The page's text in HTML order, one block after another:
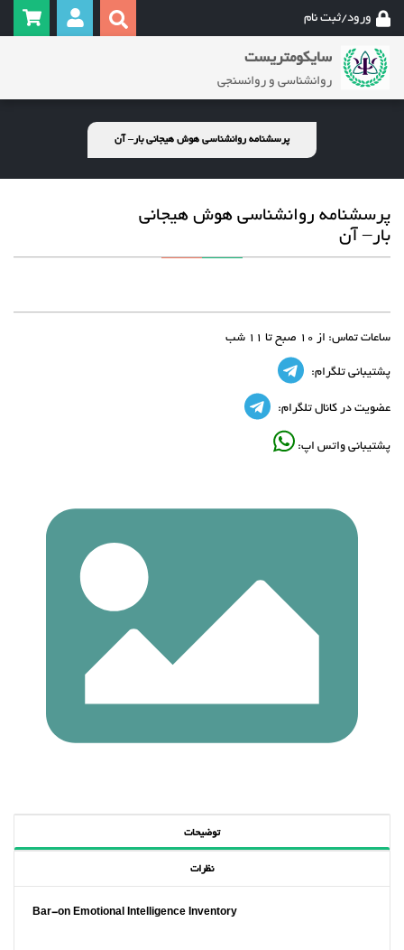
ورود/ثبت نام
سایکومتریست
روانشناسی و روانسنجی
پرسشنامه روانشناسی هوش هیجانی بار– آن
پرسشنامه روانشناسی هوش هیجانی
بار– آن
ساعات تماس: از 10 صبح تا 11 شب
پشتیبانی تلگرام:
عضویت در کانال تلگرام:
پشتیبانی واتس اپ:
توضیحات
نظرات
Bar-on Emotional Intelligence Inventory